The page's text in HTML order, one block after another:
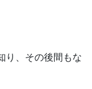
り、その後間もな